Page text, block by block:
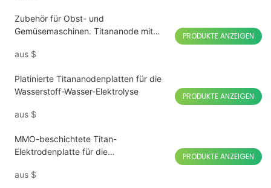
Zubehör für Obst- und
Gemüsemaschinen. Titananode mit
aus $
PRODUKTE ANZEIGEN
Platinierte Titananodenplatten für die
Wasserstoff-Wasser-Elektrolyse
aus $
PRODUKTE ANZEIGEN
MMO-beschichtete Titan-
Elektrodenplatte für die
aus $
PRODUKTE ANZEIGEN